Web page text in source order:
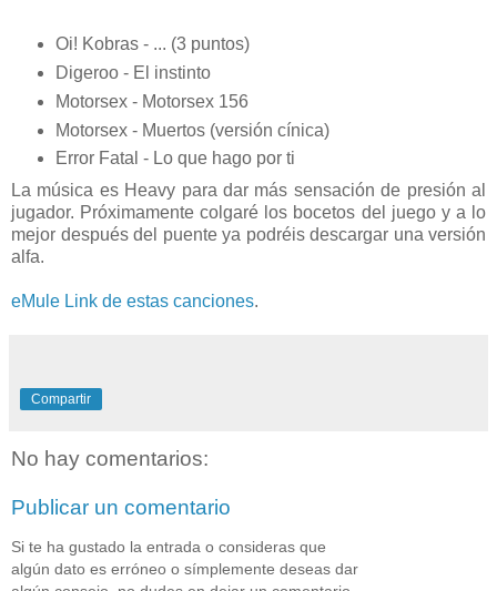
Oi! Kobras - ... (3 puntos)
Digeroo - El instinto
Motorsex - Motorsex 156
Motorsex - Muertos (versión cínica)
Error Fatal - Lo que hago por ti
La música es Heavy para dar más sensación de presión al
jugador. Próximamente colgaré los bocetos del juego y a lo
mejor después del puente ya podréis descargar una versión
alfa.
eMule Link de estas canciones.
Compartir
No hay comentarios:
Publicar un comentario
Si te ha gustado la entrada o consideras que
algún dato es erróneo o símplemente deseas dar